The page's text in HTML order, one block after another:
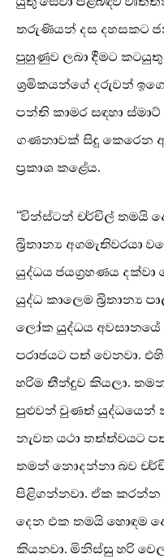
තරුණියන් දස දහසකට
පුහුණුව ලබා දීමට කටයුතු
ශ්‍රමිකයන්ගේ දරුවන්
පන්ති කාමර සඳහා
ගණනාවක් සිදු කෙරෙන
ප්‍රකාශ කළේය.
“වින්ස්ටන් චර්චිල් තමයි
බ්‍රිතාන්‍ය අගමැතිවරයා
යුද්ධය ජයග්‍රහණය දක්වා
යුද්ධ කාලෙම බ්‍රිතාන්‍ය
ලෝක යුද්ධය
පරාජයට පත් වෙනවා.
හරිම තීන්දුව කියලා.
පුළුවන් වුණත් යුද්ධයෙන්
නැවත යථා තත්ත්වයට
තමන් නොදන්නා බව
පිළිගන්නවා. ඒක කරන්න
දෙන එක තමයි හොඳම
කියනවා. මිනිස්සු හරි